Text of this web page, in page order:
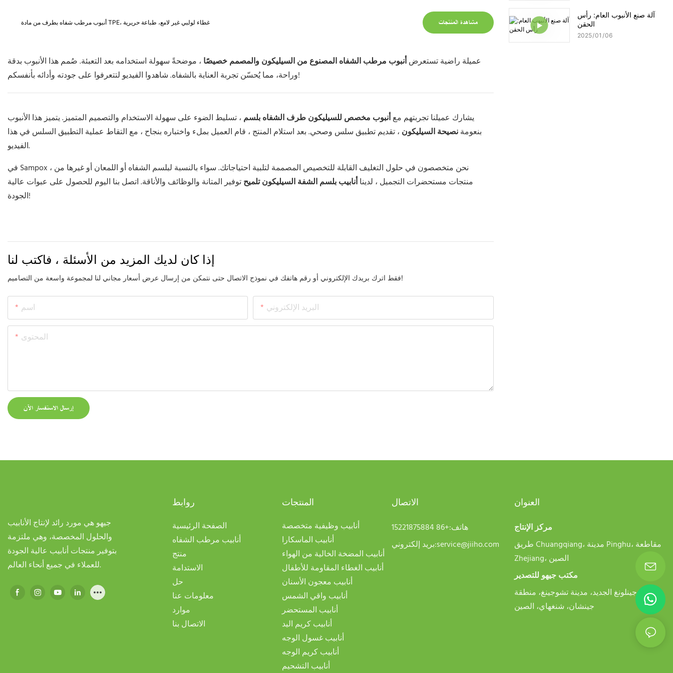
أنبوب مرطب شفاه بطرف من مادة TPE، غطاء لولبي غير لامع، طباعة حريرية مشاهدة المنتجات
عميلة راضية تستعرضأنبوب مرطب الشفاه المصنوع من السيليكون والمصمم خصيصًا ، موضحةً سهولة استخدامه بعد التعبئة. صُمم هذا الأنبوب بدقة
وراحة، مما يُحسّن تجربة العناية بالشفاه. شاهدوا الفيديو لتتعرفوا على جودته وأدائه بأنفسكم!
يشارك عميلنا تجربتهم معأنبوب مخصص للسيليكون طرف الشفاه بلسم ، تسليط الضوء على سهولة الاستخدام والتصميم المتميز. يتميز هذا الأنبوب
بنعومةنصيحة السيليكون ، تقديم تطبيق سلس وصحي. بعد استلام المنتج ، قام العميل بملء واختباره بنجاح ، مع التقاط عملية التطبيق السلس في هذا
الفيديو.
في Sampox ، نحن متخصصون في حلول التغليف القابلة للتخصيص المصممة لتلبية احتياجاتك. سواء بالنسبة لبلسم الشفاه أو اللمعان أو غيرها من
منتجات مستحضرات التجميل ، لديناأنابيب بلسم الشفة السيليكون تلميحتوفير المتانة والوظائف والأناقة. اتصل بنا اليوم للحصول على عبوات عالية
الجودة!
إذا كان لديك المزيد من الأسئلة ، فاكتب لنا
فقط اترك بريدك الإلكتروني أو رقم هاتفك في نموذج الاتصال حتى نتمكن من إرسال عرض أسعار مجاني لنا لمجموعة واسعة من التصاميم!
اسم البريد الإلكتروني
المحتوى
إرسال الاستفسار الآن
آلة صنع الأنبوب العام: رأس
الحقن
2025 01 06
جيهو هي مورد رائد لإنتاج الأنابيب
والحلول المخصصة، وهي ملتزمة
بتوفير منتجات أنابيب عالية الجودة
للعملاء في جميع أنحاء العالم.
روابط
الصفحة الرئيسية
أنابيب مرطب الشفاه
منتج
الاستدامة
حل
معلومات عنا
موارد
الاتصال بنا
المنتجات
أنابيب وظيفية متخصصة
أنابيب الماسكارا
أنابيب المضخة الخالية من الهواء
أنابيب الغطاء المقاومة للأطفال
أنابيب معجون الأسنان
أنابيب واقي الشمس
أنابيب المستحضر
أنابيب كريم اليد
أنابيب غسول الوجه
أنابيب كريم الوجه
أنابيب التشحيم
الاتصال
هاتف:+86 15221875884
بريد إلكتروني:service@jiiho.com
العنوان
مركز الإنتاج
طريق Chuangqiang، مدينة Pinghu، مقاطعة
Zhejiang، الصين
مكتب جيهو للتصدير
شارع جينلونغ الجديد، مدينة تشوجينغ، منطقة
جينشان، شنغهاي، الصين